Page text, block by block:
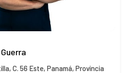
C. 56 Este, Panamá, Provincia